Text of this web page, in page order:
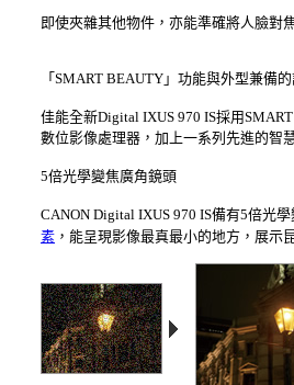
即使夾雜其他物件，亦能準確將人臉對
「SMART BEAUTY」功能與外型兼備
佳能全新Digital IXUS 970 IS採用
數位影像處理器，加上一系列先進的智
5倍光學變焦廣角鏡頭
CANON Digital IXUS 970 IS備有5倍光學
素 ，能呈現影像最真最小的地方，展示